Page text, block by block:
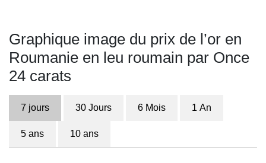
Graphique image du prix de l’or en
Roumanie en leu roumain par Once
24 carats
7 jours 30 Jours 6 Mois 1 An
5 ans 10 ans